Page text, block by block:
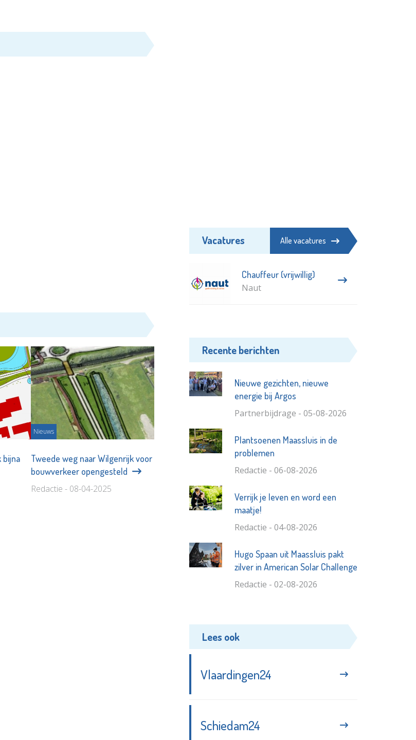
bijna
Nieuws
Tweede weg naar Wilgenrijk voor
bouwverkeer opengesteld
Redactie - 08-04-2025
Vacatures Alle vacatures
Chauffeur (vrijwillig)
Naut
Recente berichten
Nieuwe gezichten, nieuwe
energie bij Argos
Partnerbijdrage - 05-08-2026
Plantsoenen Maassluis in de
problemen
Redactie - 06-08-2026
Verrijk je leven en word een
maatje!
Redactie - 04-08-2026
Hugo Spaan uit Maassluis pakt
zilver in American Solar Challenge
Redactie - 02-08-2026
Lees ook
Vlaardingen24
Schiedam24